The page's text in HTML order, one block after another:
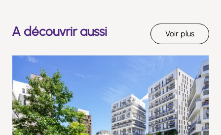
A découvrir aussi Voir plus